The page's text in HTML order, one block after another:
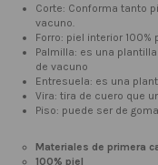
Corte: Conforma tanto
vacuno.
Forro: piel interior 100%
Palmilla: es una
de vacuno
Entresuela: es una
Vira: tira de cuero que
Piso: puede ser de
Materiales de primera
100% piel